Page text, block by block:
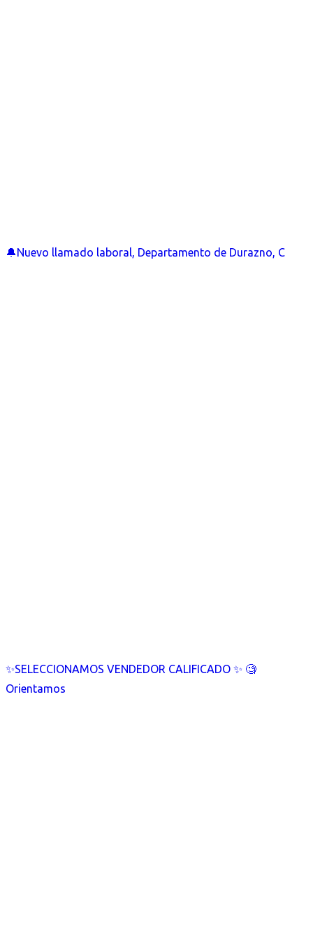
🔔Nuevo llamado laboral, Departamento de Durazno, C
✨SELECCIONAMOS VENDEDOR CALIFICADO ✨ 🧐
Orientamos